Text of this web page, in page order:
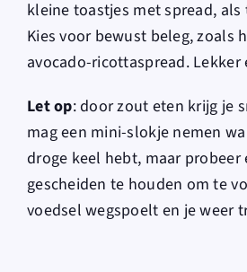
kleine toastjes met spread,
Kies voor bewust beleg, zoals
avocado-ricottaspread.
Let op: door zout eten krijg je
mag een mini-slokje nemen
droge keel hebt, maar probeer
gescheiden te houden om te
voedsel wegspoelt en je weer